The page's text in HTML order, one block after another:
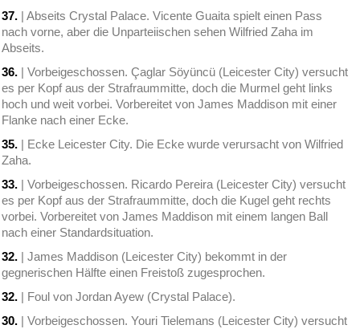
37. | Abseits Crystal Palace. Vicente Guaita spielt einen Pass
nach vorne, aber die Unparteiischen sehen Wilfried Zaha im
Abseits.
36. | Vorbeigeschossen. Çaglar Söyüncü (Leicester City) versucht
es per Kopf aus der Strafraummitte, doch die Murmel geht links
hoch und weit vorbei. Vorbereitet von James Maddison mit einer
Flanke nach einer Ecke.
35. | Ecke Leicester City. Die Ecke wurde verursacht von Wilfried
Zaha.
33. | Vorbeigeschossen. Ricardo Pereira (Leicester City) versucht
es per Kopf aus der Strafraummitte, doch die Kugel geht rechts
vorbei. Vorbereitet von James Maddison mit einem langen Ball
nach einer Standardsituation.
32. | James Maddison (Leicester City) bekommt in der
gegnerischen Hälfte einen Freistoß zugesprochen.
32. | Foul von Jordan Ayew (Crystal Palace).
30. | Vorbeigeschossen. Youri Tielemans (Leicester City) versucht